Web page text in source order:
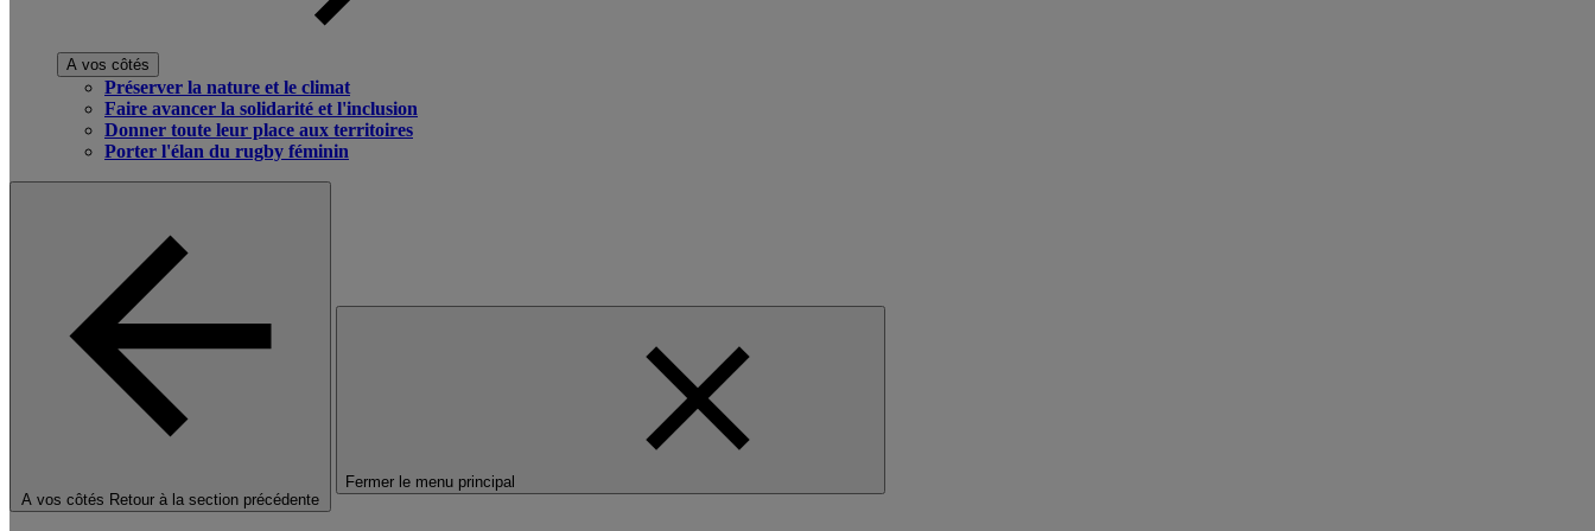
A vos côtés
Préserver la nature et le climat
Faire avancer la solidarité et l'inclusion
Donner toute leur place aux territoires
Porter l'élan du rugby féminin
A vos côtés Retour à la section précédente
Fermer le menu principal